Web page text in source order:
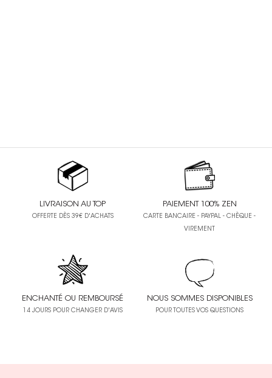
LIVRAISON AU TOP
OFFERTE DÈS 39€ D'ACHATS
PAIEMENT 100% ZEN
CARTE BANCAIRE - PAYPAL - CHÈQUE -
VIREMENT
ENCHANTÉ OU REMBOURSÉ
14 JOURS POUR CHANGER D'AVIS
NOUS SOMMES DISPONIBLES
POUR TOUTES VOS QUESTIONS